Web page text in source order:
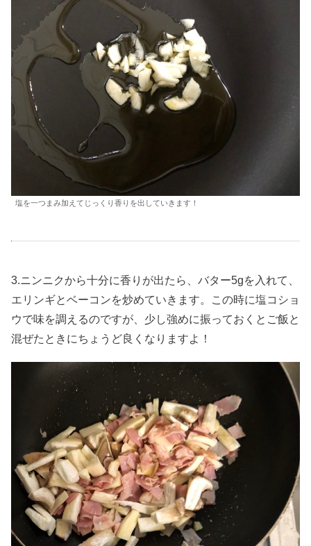
塩を一つまみ加えてじっくり香りを出していきます！
3.ニンニクから十分に香りが出たら、バター5gを入れて、
エリンギとベーコンを炒めていきます。この時に塩コショ
ウで味を調えるのですが、少し強めに振っておくとご飯と
混ぜたときにちょうど良くなりますよ！